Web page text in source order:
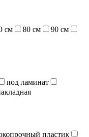
см 80 см
90 см
под ламинат
пластик